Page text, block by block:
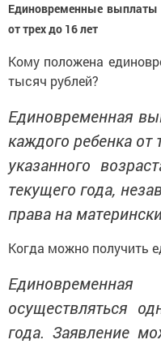
Единовременные
от трех до 16 лет
Кому положена
тысяч рублей?
Единовременная
каждого ребенка от
указанного
текущего года,
права на
Когда можно получить
осуществляться
года. Заявление